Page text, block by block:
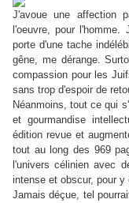
J'avoue une affection
l'oeuvre, pour
porte d'une tache
gêne, me dérange.
compassion pour les
sans trop d'espoir de
Néanmoins, tout ce qui
et gourmandise
édition revue et
tout au long des 969
l'univers célinien avec
intense et obscur, pour y
Jamais déçue, tel